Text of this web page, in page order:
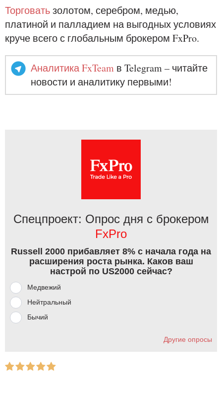
Торговатьзолотом, серебром, медью,
платиной и палладием на выгодных условиях
круче всего с глобальным брокером FxPro.
Аналитика FxTeam в Telegram – читайте
новости и аналитику первыми!
Спецпроект: Опрос дня с брокером
FxPro
Russell 2000 прибавляет 8% с начала года на
расширения роста рынка. Каков ваш
настрой по US2000 сейчас?
Медвежий
Нейтральный
Бычий
Другие опросы